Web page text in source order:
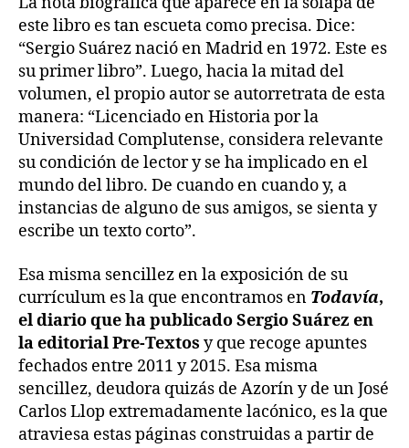
este libro es tan escueta como precisa. Dice:
“Sergio Suárez nació en Madrid en 1972. Este es
su primer libro”. Luego, hacia la mitad del
volumen, el propio autor se autorretrata de esta
manera: “Licenciado en Historia por la
Universidad Complutense, considera relevante
su condición de lector y se ha implicado en el
mundo del libro. De cuando en cuando y, a
instancias de alguno de sus amigos, se sienta y
escribe un texto corto”.
Esa misma sencillez en la exposición de su
currículum es la que encontramos en Todavía,
el diario que ha publicado Sergio Suárez en
la editorial Pre-Textos y que recoge apuntes
fechados entre 2011 y 2015. Esa misma
sencillez, deudora quizás de Azorín y de un José
Carlos Llop extremadamente lacónico, es la que
atraviesa estas páginas construidas a partir de